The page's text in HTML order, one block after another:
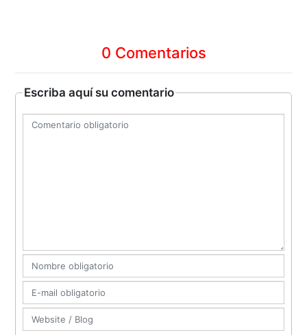
0 Comentarios
Escriba aquí su comentario